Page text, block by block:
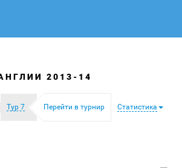
2013-14
Тур 7 Перейти в турнир Статистика